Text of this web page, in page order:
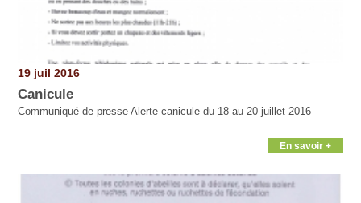
19 juil 2016
Canicule
Communiqué de presse Alerte canicule du 18 au 20 juillet 2016
En savoir +